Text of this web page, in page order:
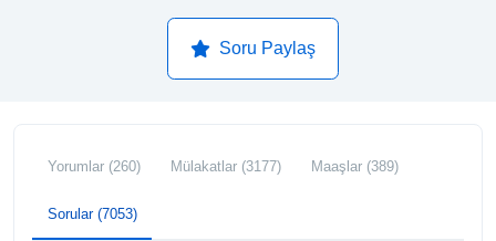
Soru Paylaş
Yorumlar (260) Mülakatlar (3177) Maaşlar (389)
Sorular (7053)